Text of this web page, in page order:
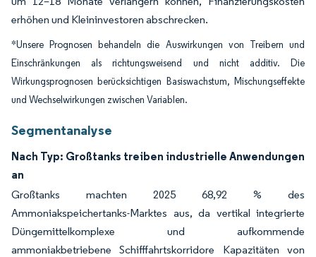
erhöhen und Kleininvestoren abschrecken.
*Unsere Prognosen behandeln die Auswirkungen von Treibern und
Einschränkungen als richtungsweisend und nicht additiv. Die
Wirkungsprognosen berücksichtigen Basiswachstum, Mischungseffekte
und Wechselwirkungen zwischen Variablen.
Segmentanalyse
Nach Typ: Großtanks treiben industrielle Anwendungen
an
Großtanks machten 2025 68,92 % des
Ammoniakspeichertanks-Marktes aus, da vertikal integrierte
Düngemittelkomplexe und aufkommende
ammoniakbetriebene Schifffahrtskorridore Kapazitäten von